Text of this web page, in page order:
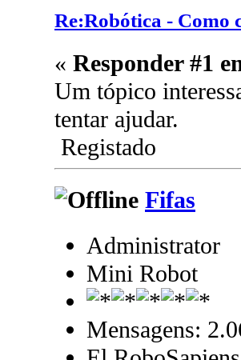
Re:Robótica - Como
« Responder #1
Um tópico
tentar ajudar.
Registado
Fifas
Administrator
Mini Robot
Mensagens: